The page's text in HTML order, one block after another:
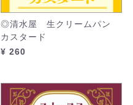
◎清水屋 生クリームパン
カスタード
¥ 260